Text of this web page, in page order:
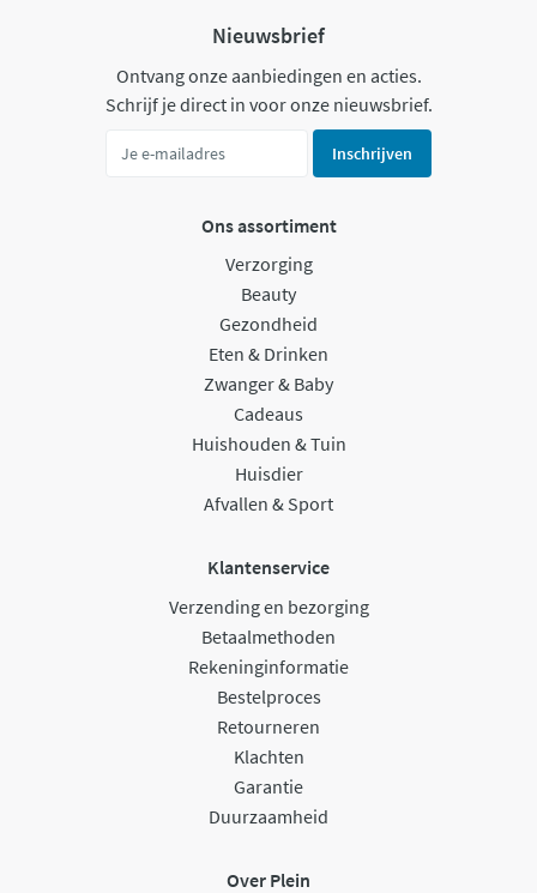
Nieuwsbrief
Ontvang onze aanbiedingen en acties.
Schrijf je direct in voor onze nieuwsbrief.
Inschrijven
Ons assortiment
Verzorging
Beauty
Gezondheid
Eten & Drinken
Zwanger & Baby
Cadeaus
Huishouden & Tuin
Huisdier
Afvallen & Sport
Klantenservice
Verzending en bezorging
Betaalmethoden
Rekeninginformatie
Bestelproces
Retourneren
Klachten
Garantie
Duurzaamheid
Over Plein